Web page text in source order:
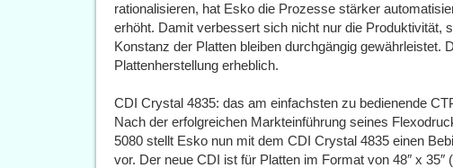
rationalisieren, hat Esko die Prozesse stärker
erhöht. Damit verbessert sich nicht nur die Produktivität,
Konstanz der Platten bleiben durchgängig gewährleistet.
Plattenherstellung erheblich.
CDI Crystal 4835: das am einfachsten zu bedienende
Nach der erfolgreichen Markteinführung seines
5080 stellt Esko nun mit dem CDI Crystal 4835 einen
vor. Der neue CDI ist für Platten im Format von 48″ x 35″